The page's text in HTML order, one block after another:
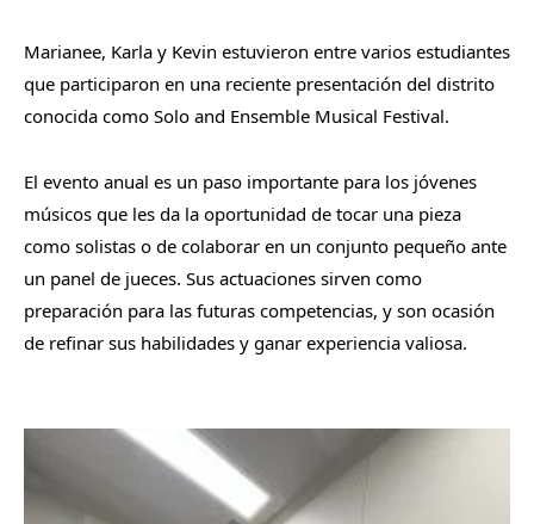
Marianee, Karla y Kevin estuvieron entre varios estudiantes
que participaron en una reciente presentación del distrito
conocida como Solo and Ensemble Musical Festival.
El evento anual es un paso importante para los jóvenes
músicos que les da la oportunidad de tocar una pieza
como solistas o de colaborar en un conjunto pequeño ante
un panel de jueces. Sus actuaciones sirven como
preparación para las futuras competencias, y son ocasión
de refinar sus habilidades y ganar experiencia valiosa.